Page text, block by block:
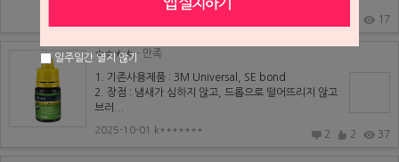
17
★★★★ - 만족
1. 기존사용제품 : 3M Universal, SE bond
2. 장점 : 냄새가 심하지 않고, 드롭으로 떨어뜨리지 않고
브러...
2025-10-01 k******* 2 2 37
일주일간 열지 않기